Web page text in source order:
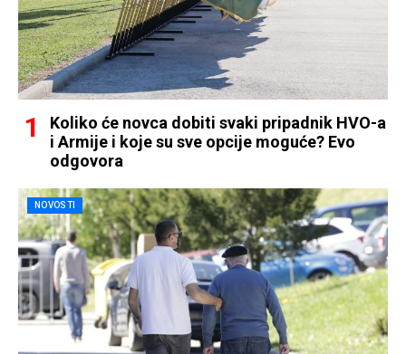
Koliko će novca dobiti svaki pripadnik HVO-a
i Armije i koje su sve opcije moguće? Evo
odgovora
NOVOSTI